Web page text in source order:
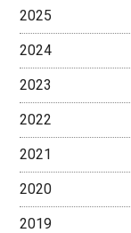
2025
2024
2023
2022
2021
2020
2019